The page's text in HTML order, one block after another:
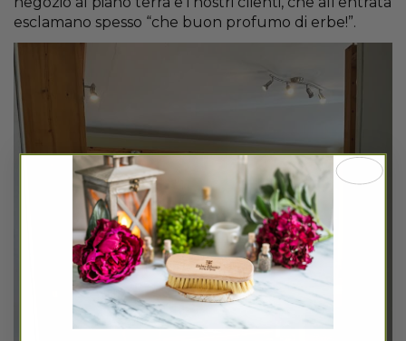
esclamano spesso “che buon profumo di erbe!”.